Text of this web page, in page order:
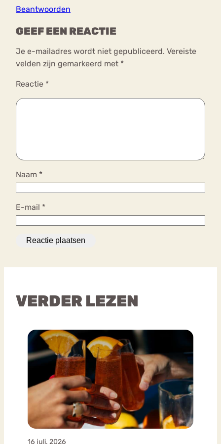
Beantwoorden
GEEF EEN REACTIE
Je e-mailadres wordt niet gepubliceerd. Vereiste
velden zijn gemarkeerd met *
Reactie *
Naam *
E-mail *
VERDER LEZEN
16 juli, 2026